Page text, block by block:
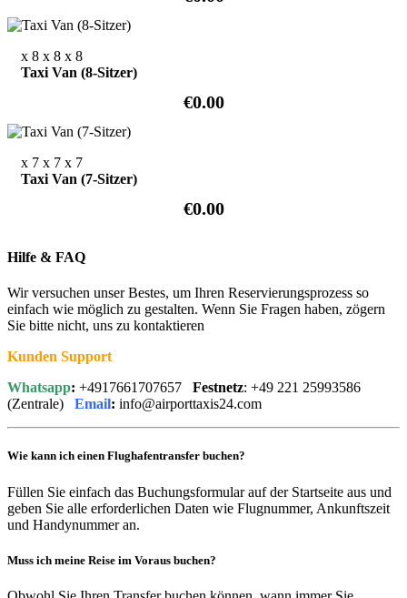
x 8 x 8 x 8
Taxi Van (8-Sitzer)
€0.00
x 7 x 7 x 7
Taxi Van (7-Sitzer)
€0.00
Hilfe & FAQ
Wir versuchen unser Bestes, um Ihren Reservierungsprozess so
einfach wie möglich zu gestalten. Wenn Sie Fragen haben, zögern
Sie bitte nicht, uns zu kontaktieren
Kunden Support
Whatsapp: +4917661707657 Festnetz: +49 221 25993586
(Zentrale) Email: info@airporttaxis24.com
Wie kann ich einen Flughafentransfer buchen?
Füllen Sie einfach das Buchungsformular auf der Startseite aus und
geben Sie alle erforderlichen Daten wie Flugnummer, Ankunftszeit
und Handynummer an.
Muss ich meine Reise im Voraus buchen?